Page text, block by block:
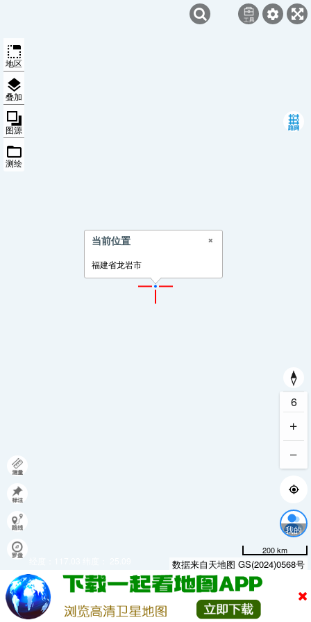
当前位置
福建省龙岩市
数据来自天地图 GS(2024)0568号
200 km
6
我的
地区
叠加
图源
测绘